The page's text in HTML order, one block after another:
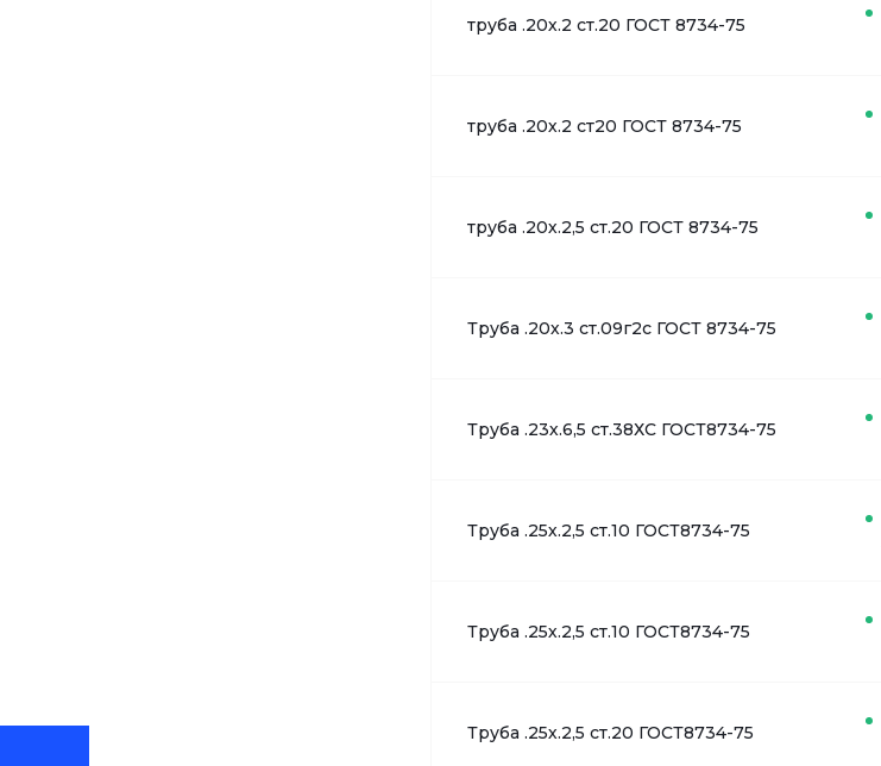
труба .20х.2 ст.20 ГОСТ 8734-75
труба .20х.2 ст20 ГОСТ 8734-75
труба .20х.2,5 ст.20 ГОСТ 8734-75
Труба .20х.3 ст.09г2с ГОСТ 8734-75
Труба .23х.6,5 ст.38ХС ГОСТ8734-75
Труба .25х.2,5 ст.10 ГОСТ8734-75
Труба .25х.2,5 ст.10 ГОСТ8734-75
Труба .25х.2,5 ст.20 ГОСТ8734-75